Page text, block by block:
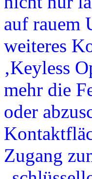
auf rauem
weiteres
‚Keyless
mehr die
oder
Zugang